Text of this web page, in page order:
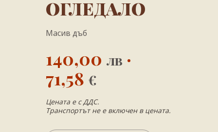
ОГЛЕДАЛО
Масив дъб
140,00 лв ·
71,58 €
Цената е с ДДС.
Транспортът не е включен в цената.